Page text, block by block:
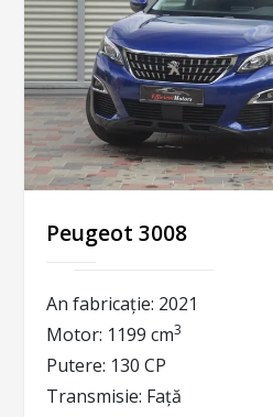
Peugeot 3008
An fabricație: 2021
Motor: 1199 cm3
Putere: 130 CP
Transmisie: Față